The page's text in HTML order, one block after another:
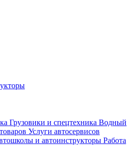
Грузовики и спецтехника Водный
Услуги автосервисов
и автоинструкторы Работа